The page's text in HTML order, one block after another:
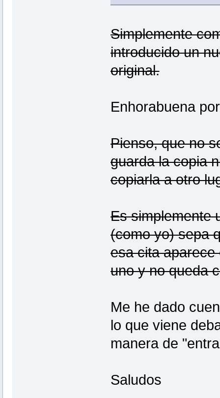
Simplemente
introducido un
original.
Enhorabuena
Pienso, que no
guarda la copia
copiarla a otro
Es simplemente
(como yo) sepa
esa cita aparece
uno y no queda
Me he dado
lo que viene
manera de
Saludos